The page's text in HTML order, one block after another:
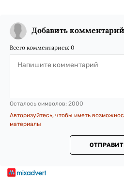
Добавить комментарий
Всего комментариев: 0
Осталось символов: 2000
Авторизуйтесь, чтобы иметь
материалы